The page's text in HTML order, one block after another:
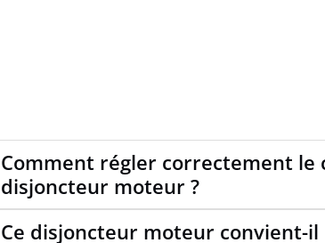
HAUTEUR
Comment régler correctement le
disjoncteur moteur ?
Ce disjoncteur moteur convient-